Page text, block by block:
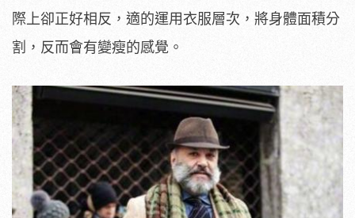
際上卻正好相反，適的運用衣服層次，將身體面積分
割，反而會有變瘦的感覺。